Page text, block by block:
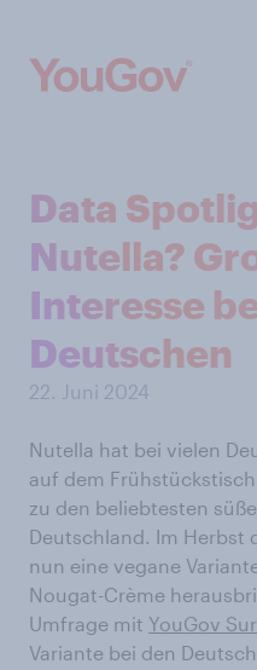
Data
Nutella?
Interesse
Deutschen
22. Juni 2024
Nutella hat bei vielen
auf dem
zu den beliebtesten
Deutschland. Im Herbst
nun eine vegane
Nougat-Crème
Umfrage mit YouGov
Variante bei den